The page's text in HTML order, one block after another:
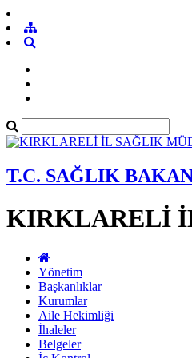
T.C. SAĞLIK
KIRKLARELİ
Yönetim
Başkanlıklar
Kurumlar
Aile Hekimliği
İhaleler
Belgeler